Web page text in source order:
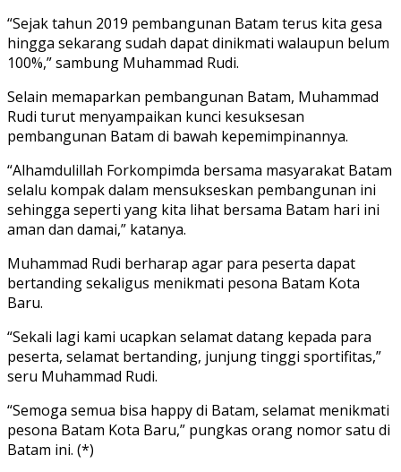
“Sejak tahun 2019 pembangunan Batam terus kita gesa
hingga sekarang sudah dapat dinikmati walaupun belum
100%,” sambung Muhammad Rudi.
Selain memaparkan pembangunan Batam, Muhammad
Rudi turut menyampaikan kunci kesuksesan
pembangunan Batam di bawah kepemimpinannya.
“Alhamdulillah Forkompimda bersama masyarakat Batam
selalu kompak dalam mensukseskan pembangunan ini
sehingga seperti yang kita lihat bersama Batam hari ini
aman dan damai,” katanya.
Muhammad Rudi berharap agar para peserta dapat
bertanding sekaligus menikmati pesona Batam Kota
Baru.
“Sekali lagi kami ucapkan selamat datang kepada para
peserta, selamat bertanding, junjung tinggi sportifitas,”
seru Muhammad Rudi.
“Semoga semua bisa happy di Batam, selamat menikmati
pesona Batam Kota Baru,” pungkas orang nomor satu di
Batam ini. (*)